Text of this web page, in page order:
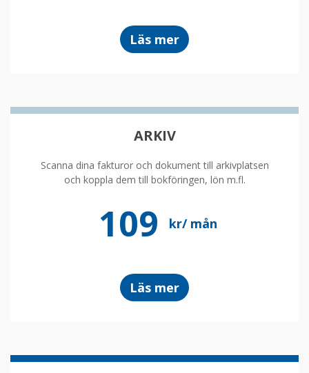
Läs mer
om
tidsredovisning
ARKIV
Scanna dina fakturor och dokument till arkivplatsen
och koppla dem till bokföringen, lön m.fl.
109 kr/ mån
Läs mer
om
arkivplats